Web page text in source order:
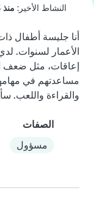
النشاط الأخير: منذ 3 أيام
والقراءة واللعب.
الصفات
مسؤول